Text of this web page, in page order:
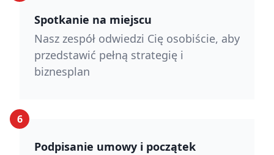
Spotkanie na miejscu
Nasz zespół odwiedzi Cię osobiście, aby
przedstawić pełną strategię i
biznesplan
6
Podpisanie umowy i początek